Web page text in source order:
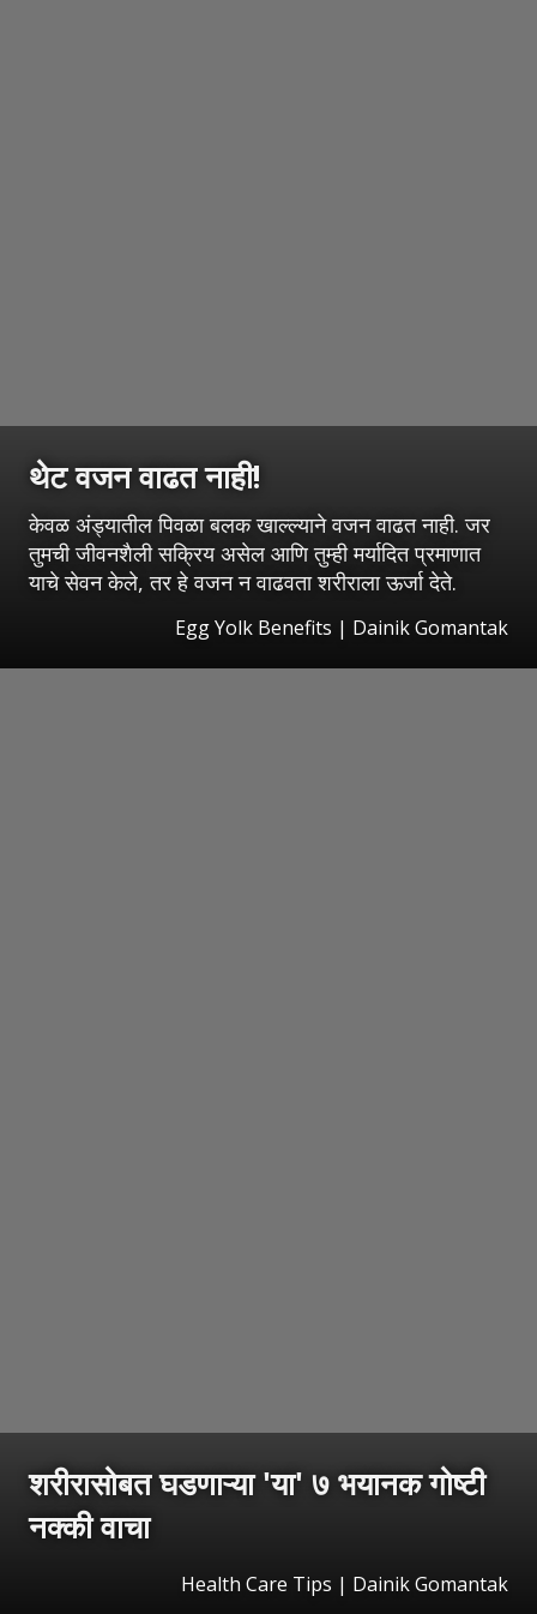
थेट वजन वाढत नाही!
केवळ अंड्यातील पिवळा बलक खाल्ल्याने वजन वाढत नाही. जर
तुमची जीवनशैली सक्रिय असेल आणि तुम्ही मर्यादित प्रमाणात
याचे सेवन केले, तर हे वजन न वाढवता शरीराला ऊर्जा देते.
Egg Yolk Benefits | Dainik Gomantak
शरीरासोबत घडणाऱ्या 'या' ७ भयानक गोष्टी
नक्की वाचा
Health Care Tips | Dainik Gomantak